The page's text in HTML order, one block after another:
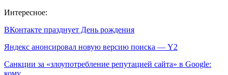
Интересное:
ВКонтакте празднует День рождения
Яндекс анонсировал новую версию поиска — Y2
Санкции за «злоупотребление репутацией сайта» в Google:
кому…